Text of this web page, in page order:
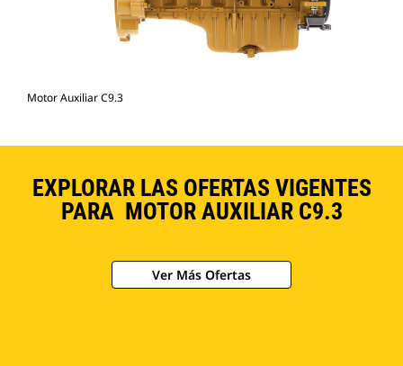
Motor Auxiliar C9.3
EXPLORAR LAS OFERTAS VIGENTES
PARA MOTOR AUXILIAR C9.3
Ver Más Ofertas